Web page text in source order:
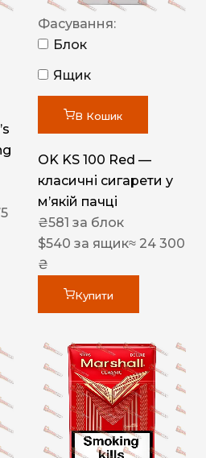
Фасування:
Блок
Ящик
В Кошик
OK KS 100 Red —
класичні сигарети у
м’якій пачці
₴581 за блок
$540 за ящик≈ 24 300
₴
Купити